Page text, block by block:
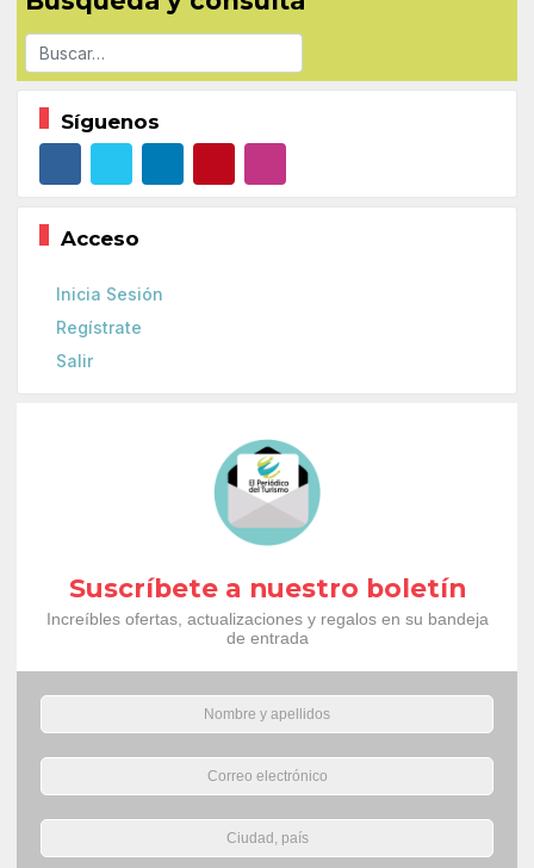
Buscar
Síguenos
Acceso
Inicia Sesión
Regístrate
Salir
Suscríbete a nuestro boletín
Increíbles ofertas, actualizaciones y regalos en su bandeja
de entrada